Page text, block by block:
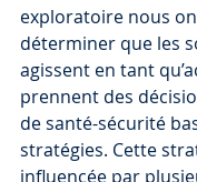
exploratoire nous
déterminer que les
agissent en tant
prennent des
de santé-sécurité
stratégies. Cette
influencée par